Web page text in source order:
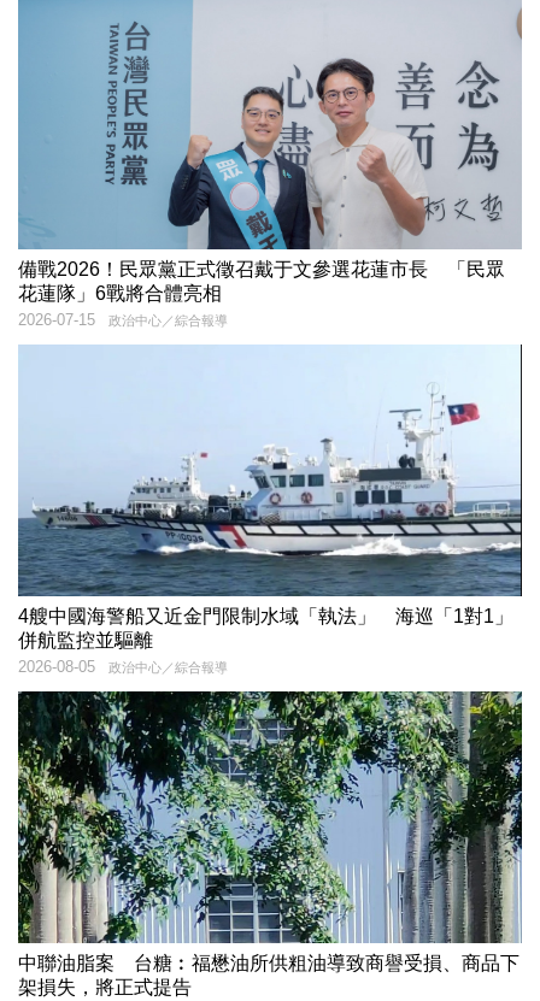
備戰2026！民眾黨正式徵召戴于文參選花蓮市長 「民眾
花蓮隊」6戰將合體亮相
政治中心／綜合報導
2026-07-15
4艘中國海警船又近金門限制水域「執法」 海巡「1對1」
併航監控並驅離
政治中心／綜合報導
2026-08-05
中聯油脂案 台糖︰福懋油所供粗油導致商譽受損、商品下
架損失，將正式提告